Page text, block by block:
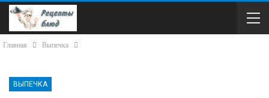
Главная Выпечка
ВЫПЕЧКА